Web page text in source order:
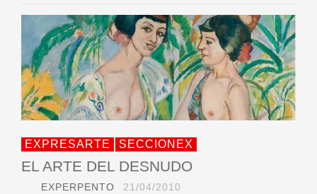
EXPRESARTE SECCIONEX
EL ARTE DEL DESNUDO
EXPERPENTO 21/04/2010